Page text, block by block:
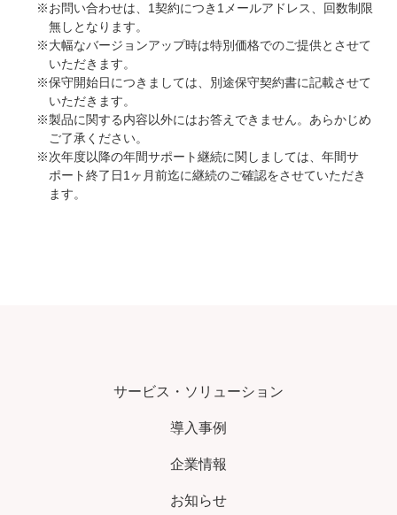
※お問い合わせは、1契約につき1メールアドレス、回数制限
無しとなります。
※大幅なバージョンアップ時は特別価格でのご提供とさせて
いただきます。
※保守開始日につきましては、別途保守契約書に記載させて
いただきます。
※製品に関する内容以外にはお答えできません。あらかじめ
ご了承ください。
※次年度以降の年間サポート継続に関しましては、年間サ
ポート終了日1ヶ月前迄に継続のご確認をさせていただき
ます。
サービス・ソリューション
導入事例
企業情報
お知らせ